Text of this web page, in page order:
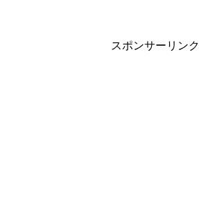
スポンサーリンク